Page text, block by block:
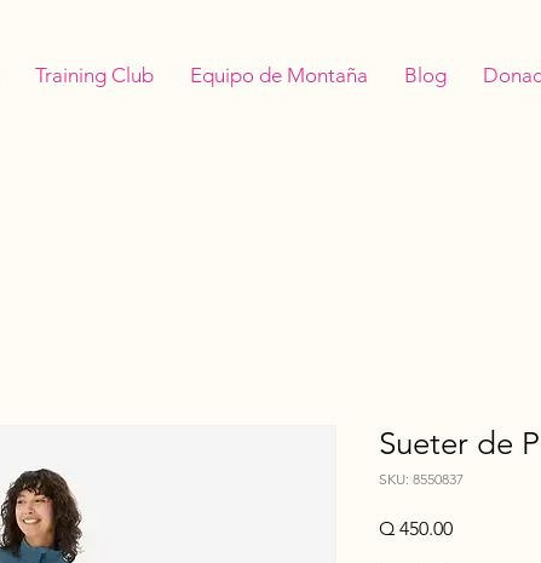
Training Club Equipo de Montaña Blog
Sueter de
SKU: 8550837
Q 450.00Precio